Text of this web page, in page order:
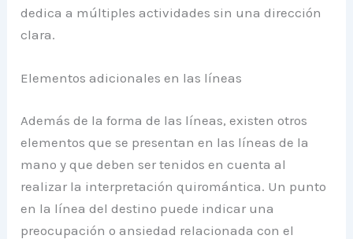
dedica a múltiples actividades sin una dirección
clara.
Elementos adicionales en las líneas
Además de la forma de las líneas, existen otros
elementos que se presentan en las líneas de la
mano y que deben ser tenidos en cuenta al
realizar la interpretación quiromántica. Un punto
en la línea del destino puede indicar una
preocupación o ansiedad relacionada con el